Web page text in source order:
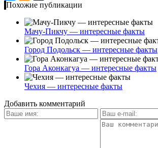
Похожие публикации
Мачу-Пикчу — интересные факты
Город Подольск — интересные факты
Гора Аконкагуа — интересные факты
Чехия — интересные факты
Добавить комментарий